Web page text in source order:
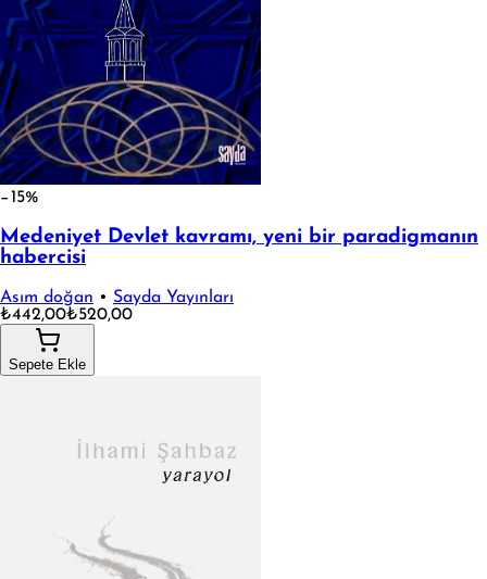
−15%
Medeniyet Devlet kavramı, yeni bir paradigmanın
habercisi
Asım doğan • Sayda Yayınları
₺442,00₺520,00
Sepete Ekle